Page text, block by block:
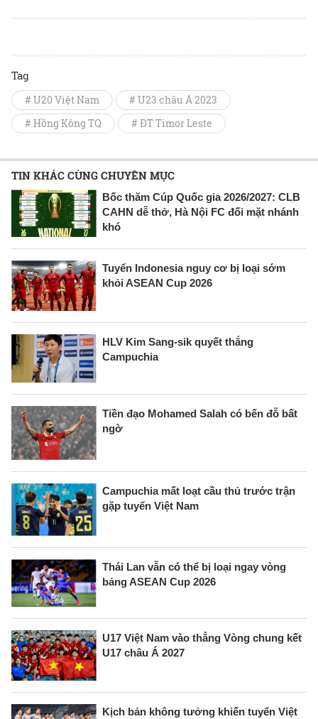
Tag
# U20 Việt Nam
# U23 châu Á 2023
# Hồng Kông TQ
# ĐT Timor Leste
TIN KHÁC CÙNG CHUYÊN MỤC
Bốc thăm Cúp Quốc gia 2026/2027: CLB
CAHN dễ thở, Hà Nội FC đối mặt nhánh
khó
Tuyển Indonesia nguy cơ bị loại sớm
khỏi ASEAN Cup 2026
HLV Kim Sang-sik quyết thắng
Campuchia
Tiền đạo Mohamed Salah có bến đỗ bất
ngờ
Campuchia mất loạt cầu thủ trước trận
gặp tuyển Việt Nam
Thái Lan vẫn có thể bị loại ngay vòng
bảng ASEAN Cup 2026
U17 Việt Nam vào thẳng Vòng chung kết
U17 châu Á 2027
Kịch bản không tưởng khiến tuyển Việt